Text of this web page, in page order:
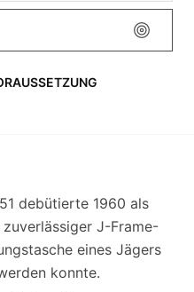
debütierte 1960 als
J-Frame-
eines Jägers
konnte.